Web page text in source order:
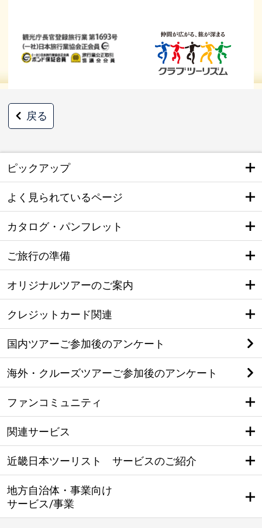
戻る
ピックアップ
よく見られているページ
カタログ・パンフレット
ご旅行の準備
オリジナルツアーのご案内
クレジットカード関連
国内ツアーご参加後のアンケート
海外・クルーズツアーご参加後のアンケート
ファンコミュニティ
関連サービス
近畿日本ツーリスト サービスのご紹介
地方自治体・事業向け
サービス/事業